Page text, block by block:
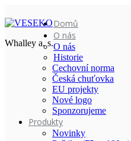
Whalley a. s.
Domů
O nás
O nás
Historie
Cechovní norma
Česká chuťovka
EU projekty
Nové logo
Sponzorujeme
Produkty
Novinky